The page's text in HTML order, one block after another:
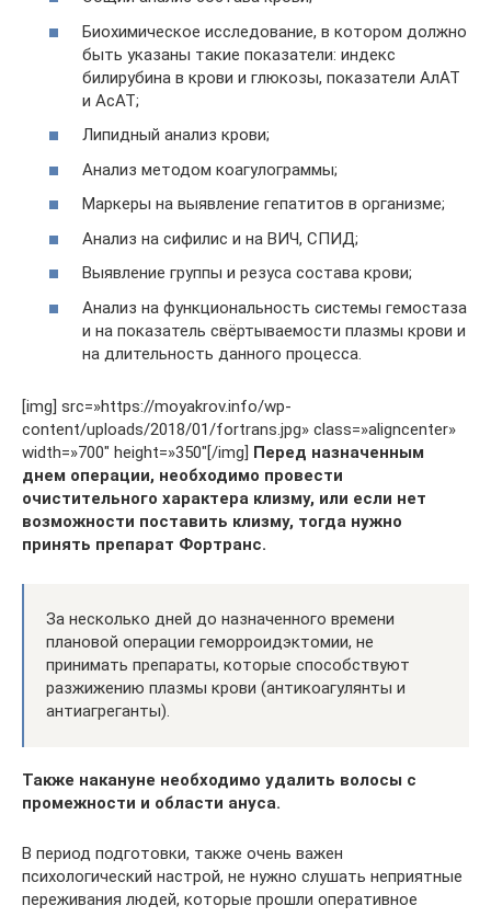
Биохимическое исследование, в котором должно
быть указаны такие показатели: индекс
билирубина в крови и глюкозы, показатели АлАТ
и АсАТ;
Липидный анализ крови;
Анализ методом коагулограммы;
Маркеры на выявление гепатитов в организме;
Анализ на сифилис и на ВИЧ, СПИД;
Выявление группы и резуса состава крови;
Анализ на функциональность системы гемостаза
и на показатель свёртываемости плазмы крови и
на длительность данного процесса.
[img] src=»https://moyakrov.info/wp-
content/uploads/2018/01/fortrans.jpg» class=»aligncenter»
width=»700″ height=»350″[/img] Перед назначенным
днем операции, необходимо провести
очистительного характера клизму, или если нет
возможности поставить клизму, тогда нужно
принять препарат Фортранс.
За несколько дней до назначенного времени
плановой операции геморроидэктомии, не
принимать препараты, которые способствуют
разжижению плазмы крови (антикоагулянты и
антиагреганты).
Также накануне необходимо удалить волосы с
промежности и области ануса.
В период подготовки, также очень важен
психологический настрой, не нужно слушать неприятные
переживания людей, которые прошли оперативное